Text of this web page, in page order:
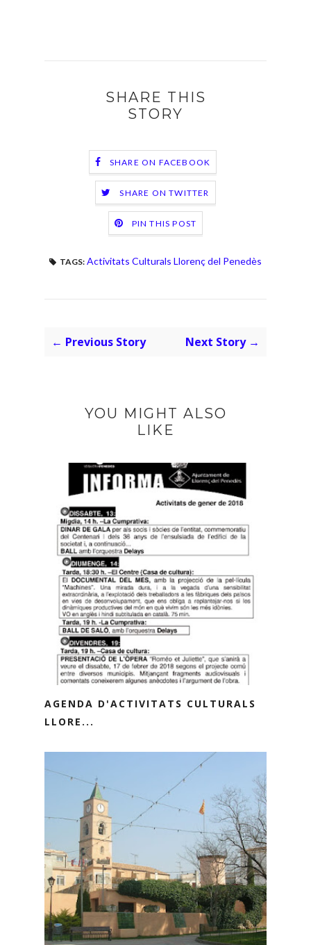
SHARE THIS
STORY
SHARE ON FACEBOOK
SHARE ON TWITTER
PIN THIS POST
TAGS: Activitats Culturals Llorenç del Penedès
← Previous Story Next Story →
YOU MIGHT ALSO
LIKE
AGENDA D'ACTIVITATS CULTURALS
LLORE...